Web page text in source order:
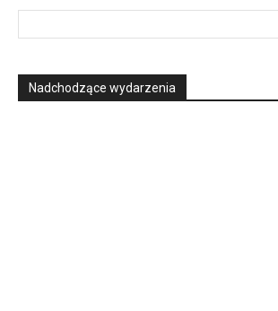
Nadchodzące wydarzenia